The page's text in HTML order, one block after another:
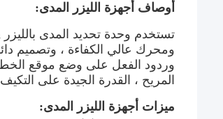
أوصاف أجهزة الليزر المدى:
ومحرك عالي الكفاءة ، وتصميم
وردود الفعل على وضع موقع
المريح ، القدرة الجيدة على
ميزات أجهزة الليزر المدى: